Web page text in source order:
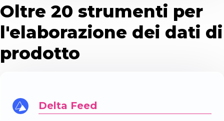
Oltre 20 strumenti per
l'elaborazione dei dati di
prodotto
Delta Feed